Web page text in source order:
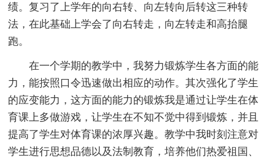
绩。复习了上学年的向右转、向左转向后转这三种转
法，在此基础上学会了向右转走，向左转走和高抬腿
跑。
在一个学期的教学中，我努力锻炼学生各方面的能
力，能按照口令迅速做出相应的动作。其次强化了学生
的应变能力，这方面的能力的锻炼我是通过让学生在体
育课上多做游戏，让学生在不知不觉中得到锻炼，并且
提高了学生对体育课的浓厚兴趣。教学中我时刻注意对
学生进行思想品德以及法制教育，培养他们热爱祖国、